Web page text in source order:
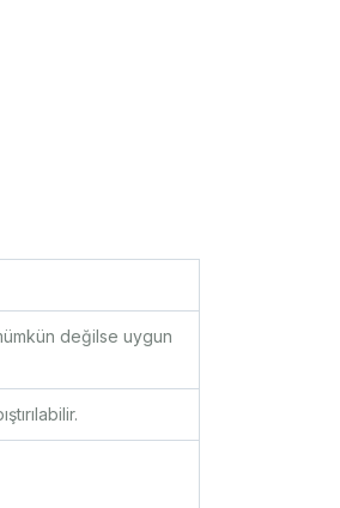
değilse uygun